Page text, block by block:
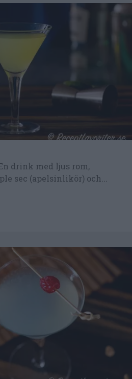
drink med ljus rom,
sec (apelsinlikör) och...